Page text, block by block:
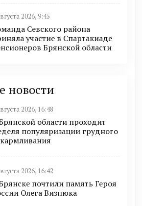
2026, 9:45
Севского района
участие в Спартакиаде
Брянской области
новости
2026, 16:48
области проходит
популяризации грудного
2026, 16:42
почтили память Героя
Олега Визнюка